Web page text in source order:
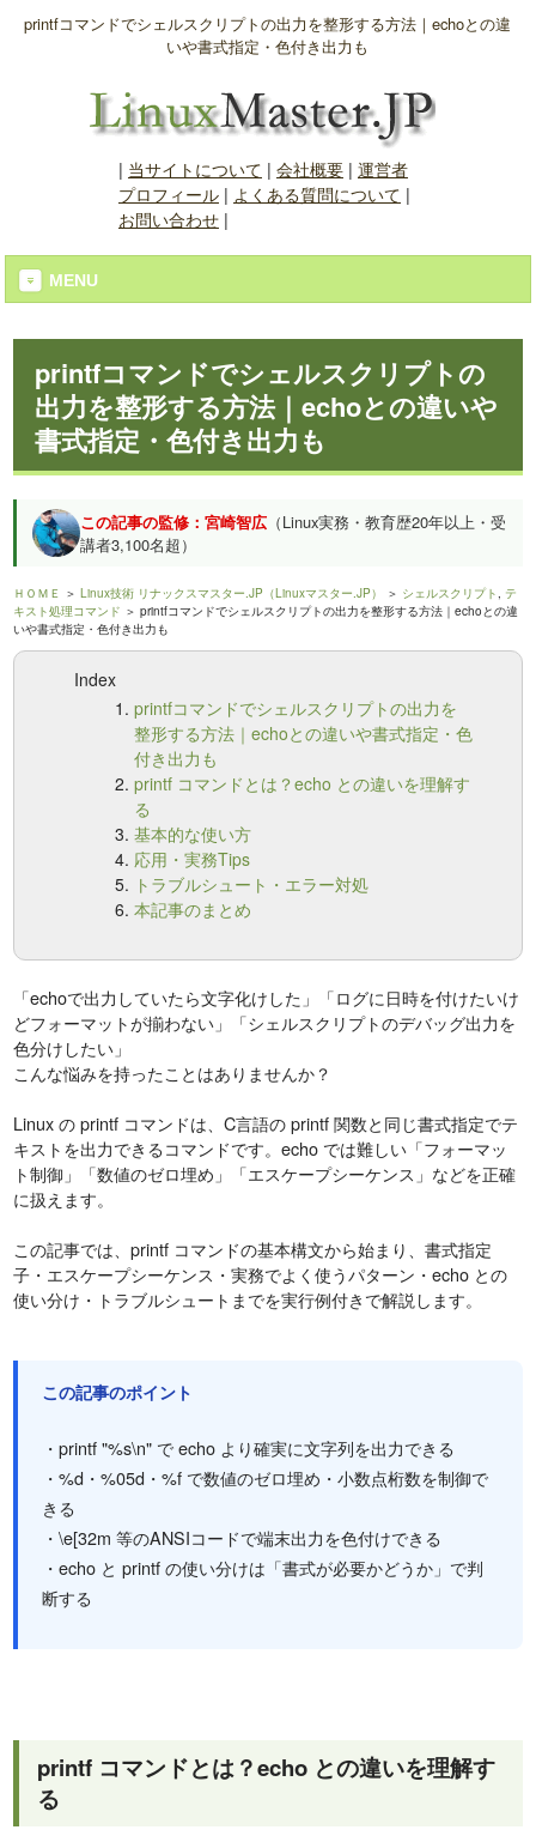
printfコマンドでシェルスクリプトの出力を整形する方法｜echoとの違
いや書式指定・色付き出力も
| 当サイトについて | 会社概要| 運営者
プロフィール| よくある質問について |
お問い合わせ|
MENU
printfコマンドでシェルスクリプトの
出力を整形する方法｜echoとの違いや
書式指定・色付き出力も
この記事の監修：宮崎智広 （Linux実務・教育歴20年以上・受
講者3,100名超）
ＨＯＭＥ ＞Linux技術 リナックスマスター.JP（Linuxマスター.JP） ＞ シェルスクリプト, テ
キスト処理コマンド ＞ printfコマンドでシェルスクリプトの出力を整形する方法｜echoとの違
いや書式指定・色付き出力も
Index
printfコマンドでシェルスクリプトの出力を
整形する方法｜echoとの違いや書式指定・色
付き出力も
printf コマンドとは？echo との違いを理解す
る
基本的な使い方
応用・実務Tips
トラブルシュート・エラー対処
本記事のまとめ
「echoで出力していたら文字化けした」「ログに日時を付けたいけ
どフォーマットが揃わない」「シェルスクリプトのデバッグ出力を
色分けしたい」
こんな悩みを持ったことはありませんか？
Linux の printf コマンドは、C言語の printf 関数と同じ書式指定でテ
キストを出力できるコマンドです。echo では難しい「フォーマッ
ト制御」「数値のゼロ埋め」「エスケープシーケンス」などを正確
に扱えます。
この記事では、printf コマンドの基本構文から始まり、書式指定
子・エスケープシーケンス・実務でよく使うパターン・echo との
使い分け・トラブルシュートまでを実行例付きで解説します。
この記事のポイント
・printf "%s\n" で echo より確実に文字列を出力できる
・%d・%05d・%f で数値のゼロ埋め・小数点桁数を制御で
きる
・\e[32m 等のANSIコードで端末出力を色付けできる
・echo と printf の使い分けは「書式が必要かどうか」で判
断する
printf コマンドとは？echo との違いを理解す
る